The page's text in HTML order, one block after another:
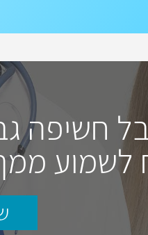
חשיפה
לשמוע